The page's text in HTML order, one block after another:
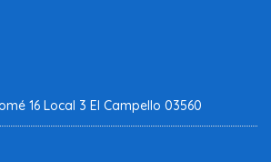
16 Local 3 El Campello 03560